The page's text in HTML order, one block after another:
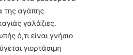
της αγάπης
γαλάζιες.
ό,τι είναι γνήσιο
γιορτάσιμη